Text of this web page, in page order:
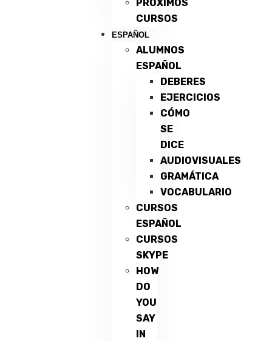
PRÓXIMOS
CURSOS
ESPAÑOL
ALUMNOS
ESPAÑOL
DEBERES
EJERCICIOS
CÓMO
SE
DICE
AUDIOVISUALES
GRAMÁTICA
VOCABULARIO
CURSOS
ESPAÑOL
CURSOS
SKYPE
HOW
DO
YOU
SAY
IN